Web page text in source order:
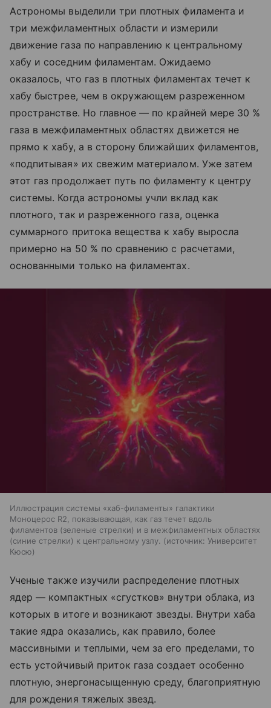
Астрономы выделили три плотных филамента и
три межфиламентных области и измерили
движение газа по направлению к центральному
хабу и соседним филаментам. Ожидаемо
оказалось, что газ в плотных филаментах течет к
хабу быстрее, чем в окружающем разреженном
пространстве. Но главное — по крайней мере 30 %
газа в межфиламентных областях движется не
прямо к хабу, а в сторону ближайших филаментов,
«подпитывая» их свежим материалом. Уже затем
этот газ продолжает путь по филаменту к центру
системы. Когда астрономы учли вклад как
плотного, так и разреженного газа, оценка
суммарного притока вещества к хабу выросла
примерно на 50 % по сравнению с расчетами,
основанными только на филаментах.
Иллюстрация системы «хаб-филаменты» галактики
Моноцерос R2, показывающая, как газ течет вдоль
филаментов (зеленые стрелки) и в межфиламентных областях
(синие стрелки) к центральному узлу.
источник: Университет
Кюсю
Ученые также изучили распределение плотных
ядер — компактных «сгустков» внутри облака, из
которых в итоге и возникают звезды. Внутри хаба
такие ядра оказались, как правило, более
массивными и теплыми, чем за его пределами, то
есть устойчивый приток газа создает особенно
плотную, энергонасыщенную среду, благоприятную
для рождения тяжелых звезд.